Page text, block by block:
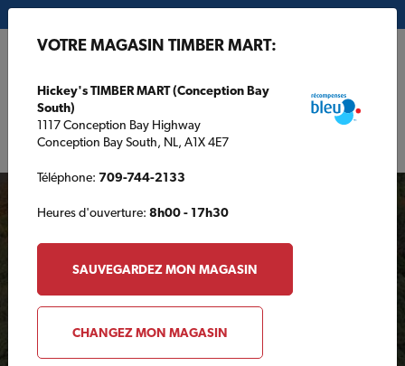
Votre magasin TIMBER
VOTRE MAGASIN TIMBER MART:
Hickey's TIMBER MART (Conception Bay
South)
1117 Conception Bay Highway
Conception Bay South, NL, A1X 4E7
Téléphone: 709-744-2133
Heures d'ouverture: 8h00 - 17h30
SAUVEGARDEZ MON MAGASIN
CHANGEZ MON MAGASIN